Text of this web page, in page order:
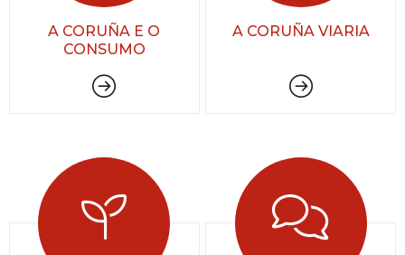
A CORUÑA E O
CONSUMO
A CORUÑA VIARIA